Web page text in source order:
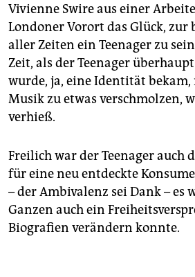
Vivienne Swire aus einer
Londoner Vorort das Glück, zur
aller Zeiten ein Teenager zu
Zeit, als der Teenager
wurde, ja, eine Identität
Musik zu etwas verschmolzen,
verhieß.
Freilich war der Teenager auch
für eine neu entdeckte
– der Ambivalenz sei Dank – es
Ganzen auch ein
Biografien verändern konnte.